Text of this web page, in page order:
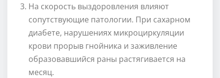
На скорость выздоровления влияют
сопутствующие патологии. При сахарном
диабете, нарушениях микроциркуляции
крови прорыв гнойника и заживление
образовавшийся раны растягивается на
месяц.